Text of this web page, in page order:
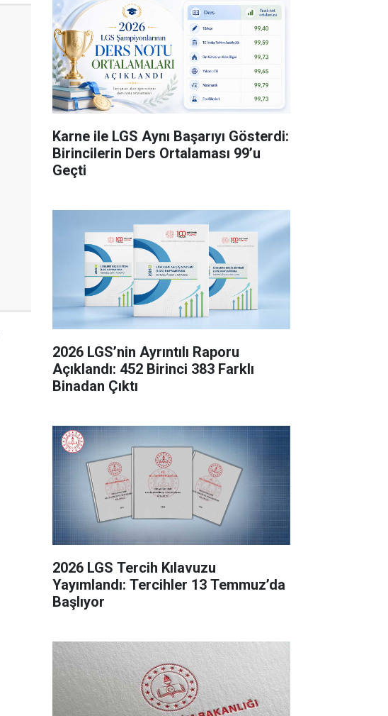
Karne ile LGS Aynı Başarıyı Gösterdi:
Birincilerin Ders Ortalaması 99’u
Geçti
2026 LGS’nin Ayrıntılı Raporu
Açıklandı: 452 Birinci 383 Farklı
Binadan Çıktı
2026 LGS Tercih Kılavuzu
Yayımlandı: Tercihler 13 Temmuz’da
Başlıyor